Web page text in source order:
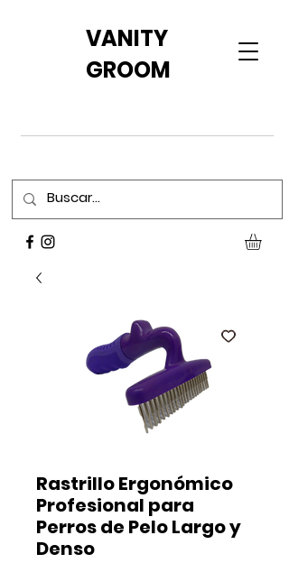
VANITY
GROOM
Rastrillo Ergonómico
Profesional para
Perros de Pelo Largo y
Denso